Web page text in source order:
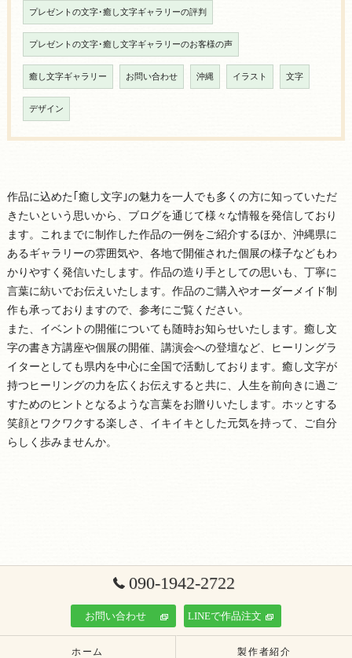
プレゼントの文字･癒し文字ギャラリーの評判
プレゼントの文字･癒し文字ギャラリーのお客様の声
癒し文字ギャラリー お問い合わせ 沖縄 イラスト 文字
デザイン
作品に込めた｢癒し文字｣の魅力を一人でも多くの方に知っていただ
きたいという思いから、ブログを通じて様々な情報を発信しており
ます。これまでに制作した作品の一例をご紹介するほか、沖縄県に
あるギャラリーの雰囲気や、各地で開催された個展の様子などもわ
かりやすく発信いたします。作品の造り手としての思いも、丁寧に
言葉に紡いでお伝えいたします。作品のご購入やオーダーメイド制
作も承っておりますので、参考にご覧ください。
また、イベントの開催についても随時お知らせいたします。癒し文
字の書き方講座や個展の開催、講演会への登壇など、ヒーリングラ
イターとしても県内を中心に全国で活動しております。癒し文字が
持つヒーリングの力を広くお伝えすると共に、人生を前向きに過ご
すためのヒントとなるような言葉をお贈りいたします。ホッとする
笑顔とワクワクする楽しさ、イキイキとした元気を持って、ご自分
らしく歩みませんか。
090-1942-2722
お問い合わせ LINEで作品注文
ホーム 製作者紹介